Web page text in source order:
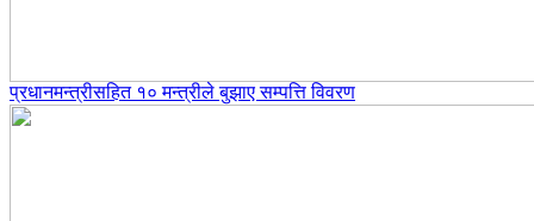
प्रधानमन्त्रीसहित १० मन्त्रीले बुझाए सम्पत्ति विवरण